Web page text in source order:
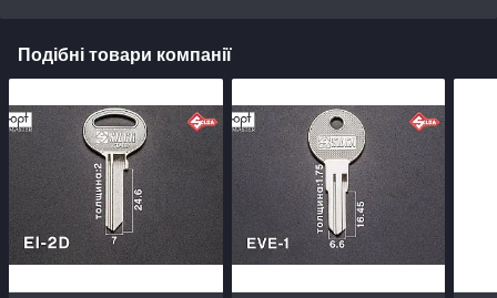
Подібні товари компанії